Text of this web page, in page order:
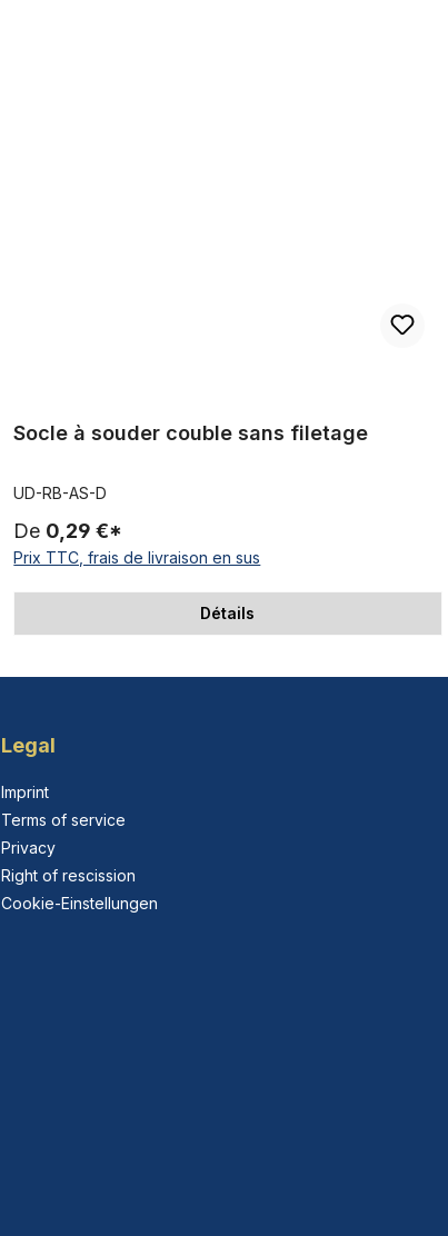
Socle à souder couble sans filetage
UD-RB-AS-D
De 0,29 €*
Prix TTC, frais de livraison en sus
Détails
Legal
Imprint
Terms of service
Privacy
Right of rescission
Cookie-Einstellungen